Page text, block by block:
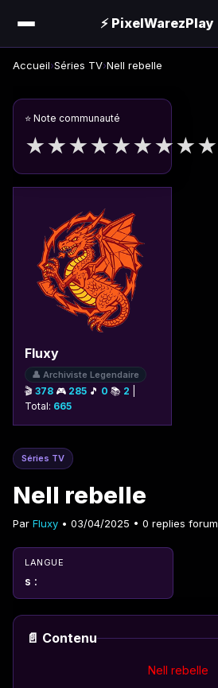
⚡ PixelWarezPlay
Accueil›Séries TV›Nell rebelle
⭐ Note communauté
★★★★★★★★★
Fluxy
👤 Archiviste Legendaire
🎬 378 🎮 285 🎵 0 📚 2
Total: 665
Séries TV
Nell rebelle
Par Fluxy • 03/04/2025 • 0 replies forum
LANGUE
s :
📄 Contenu
Nell rebelle